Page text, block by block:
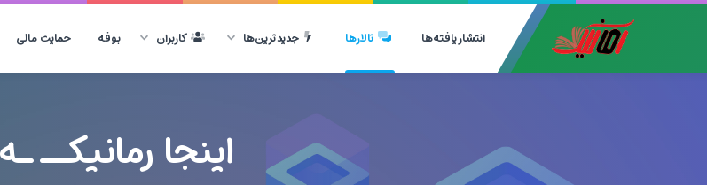
انتشار یافته‌ها تالارها جدیدترین‌ها کاربران بوفه حمایت مالی
اینجا رمانیکــ